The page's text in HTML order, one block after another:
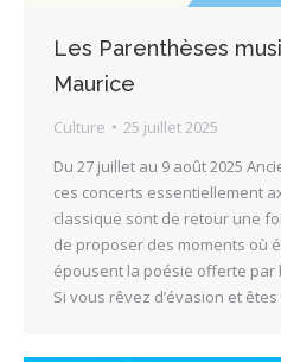
Les Parenthèses
Maurice
Culture
25 juillet 2025
Du 27 juillet au 9 août 2025
ces concerts essentiellement
classique sont de retour une
de proposer des moments où
épousent la poésie offerte par
Si vous rêvez d’évasion et